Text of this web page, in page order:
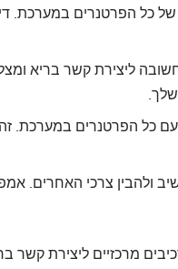
כל הפרטנרים במערכת.
ליצירת קשר בריא
כל הפרטנרים במערכת. זה
ולהבין צרכי האחרים.
מרכזיים ליצירת קשר